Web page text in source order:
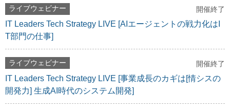
ライブウェビナー 開催終了
IT Leaders Tech Strategy LIVE [AIエージェントの戦力化はI
T部門の仕事]
ライブウェビナー 開催終了
IT Leaders Tech Strategy LIVE [事業成長のカギは[情シスの
開発力] 生成AI時代のシステム開発]